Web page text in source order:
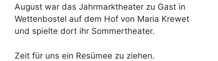
August war das Jahrmarktheater zu Gast in
Wettenbostel auf dem Hof von Maria Krewet
und spielte dort ihr Sommertheater.
Zeit für uns ein Resümee zu ziehen.